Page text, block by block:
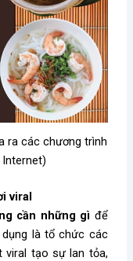
ra các chương trình
viral
cần những gì để
là tổ chức các
viral tạo sự lan tỏa,